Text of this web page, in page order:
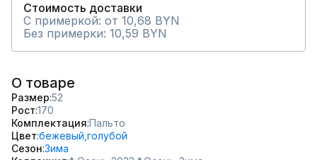
Стоимость доставки
С примеркой: от 10,68 BYN
Без примерки: 10,59 BYN
О товаре
Размер 52
Рост 170
Комплектация Пальто
Цвет бежевый, голубой
Сезон Зима